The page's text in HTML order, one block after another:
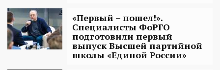
«Первый – пошел!».
Специалисты ФоРГО
подготовили первый
выпуск Высшей партийной
школы «Единой России»